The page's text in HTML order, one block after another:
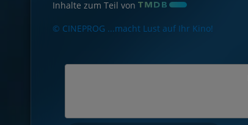
Inhalte zum Teil von
© CINEPROG ...macht Lust auf Ihr Kino!